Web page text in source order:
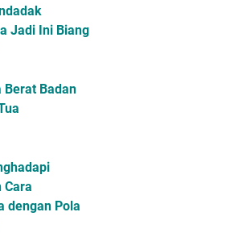
Jadi Ini Biang
Berat Badan
Cara
dengan Pola